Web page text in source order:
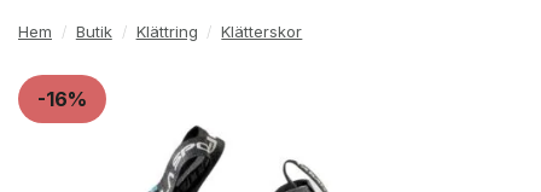
Hem / Butik / Klättring / Klätterskor
-16%